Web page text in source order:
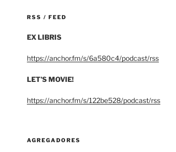
RSS / FEED
EX LIBRIS
https://anchor.fm/s/6a580c4/podcast/rss
LET’S MOVIE!
https://anchor.fm/s/122be528/podcast/rss
AGREGADORES